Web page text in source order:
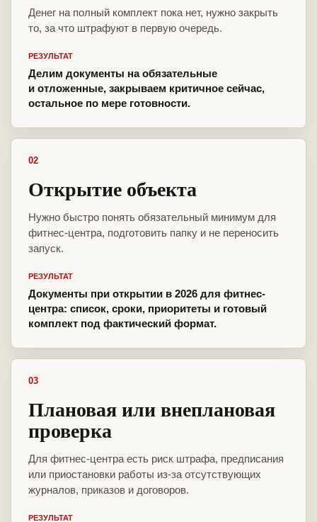
Денег на полный комплект пока нет, нужно закрыть
то, за что штрафуют в первую очередь.
РЕЗУЛЬТАТ
Делим документы на обязательные
и отложенные, закрываем критичное сейчас,
остальное по мере готовности.
02
Открытие объекта
Нужно быстро понять обязательный минимум для
фитнес-центра, подготовить папку и не переносить
запуск.
РЕЗУЛЬТАТ
Документы при открытии в 2026 для фитнес-
центра: список, сроки, приоритеты и готовый
комплект под фактический формат.
03
Плановая или внеплановая
проверка
Для фитнес-центра есть риск штрафа, предписания
или приостановки работы из-за отсутствующих
журналов, приказов и договоров.
РЕЗУЛЬТАТ